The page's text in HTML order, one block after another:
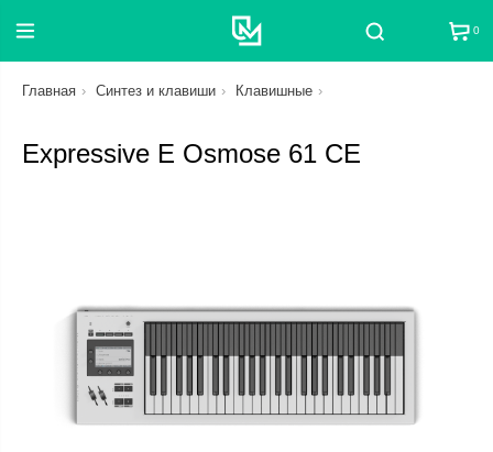
Поиск 0
Главная Синтез и клавиши Клавишные
Expressive E Osmose 61 CE